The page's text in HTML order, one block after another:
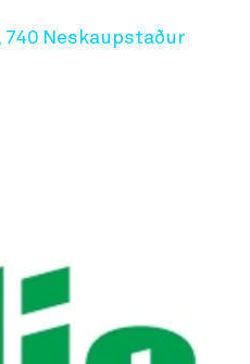
Neskaupstaður